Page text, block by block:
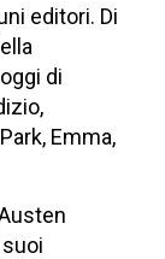
editori. Di
di
Emma,